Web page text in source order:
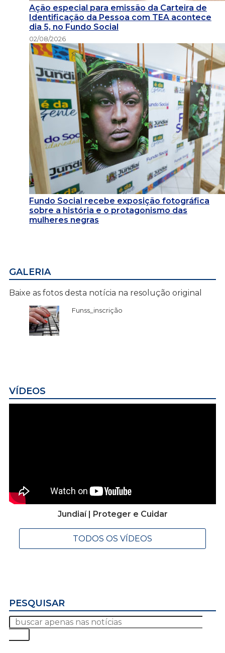
Ação especial para emissão da Carteira de
Identificação da Pessoa com TEA acontece
dia 5, no Fundo Social
02/08/2026
Fundo Social recebe exposição fotográfica
sobre a história e o protagonismo das
mulheres negras
GALERIA
Baixe as fotos desta notícia na resolução original
Funss_inscrição
VÍDEOS
Jundiaí | Proteger e Cuidar
TODOS OS VÍDEOS
PESQUISAR